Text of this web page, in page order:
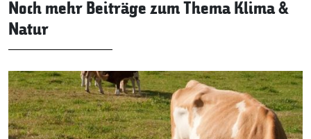
Noch mehr Beiträge zum Thema Klima &
Natur